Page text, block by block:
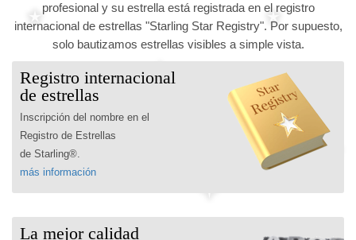
profesional y su estrella está registrada en el registro
internacional de estrellas "Starling Star Registry". Por supuesto,
solo bautizamos estrellas visibles a simple vista.
Registro internacional
de estrellas
Inscripción del nombre en el
Registro de Estrellas
de Starling®.
más información
La mejor calidad